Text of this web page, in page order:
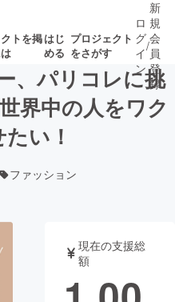
トを掲はじ
める
プロジェクト
をさがす
募集終了が近いプ
ト
ロ
グ
イ
ン
/
新
規
会
員
登
録
、パリコレに挑
界中の人をワク
い！
ファッション
現在の支援総
額